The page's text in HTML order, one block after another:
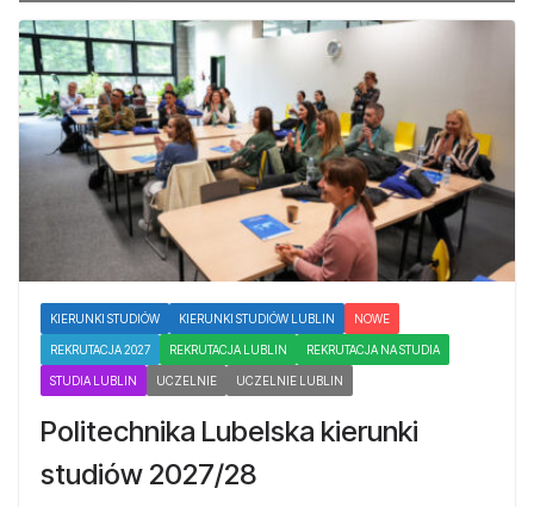
KIERUNKI STUDIÓW KIERUNKI STUDIÓW LUBLIN NOWE
REKRUTACJA 2027 REKRUTACJA LUBLIN REKRUTACJA NA STUDIA
STUDIA LUBLIN UCZELNIE UCZELNIE LUBLIN
Politechnika Lubelska kierunki
studiów 2027/28